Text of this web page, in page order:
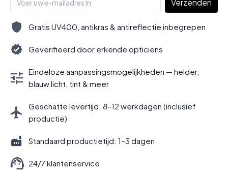
Verzenden
Gratis UV400, antikras & antireflectie inbegrepen
Geverifieerd door erkende opticiens
Eindeloze aanpassingsmogelijkheden — helder,
blauw licht, tint & meer
Geschatte levertijd: 8–12 werkdagen (inclusief
productie)
Standaard productietijd: 1–3 dagen
24/7 klantenservice